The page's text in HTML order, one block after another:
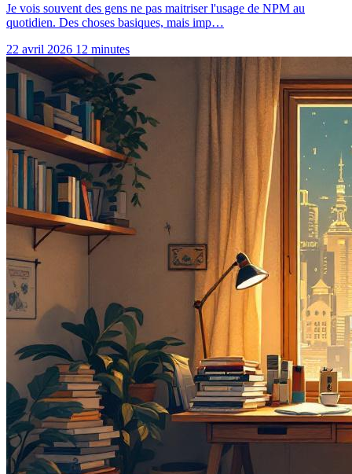
Je vois souvent des gens ne pas maitriser l'usage de NPM au
quotidien. Des choses basiques, mais imp…
22 avril 2026 12 minutes